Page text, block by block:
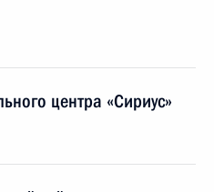
центра «Сириус»